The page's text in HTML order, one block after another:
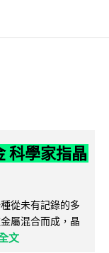
科學家指晶
從未有記錄的多
屬混合而成，晶
文